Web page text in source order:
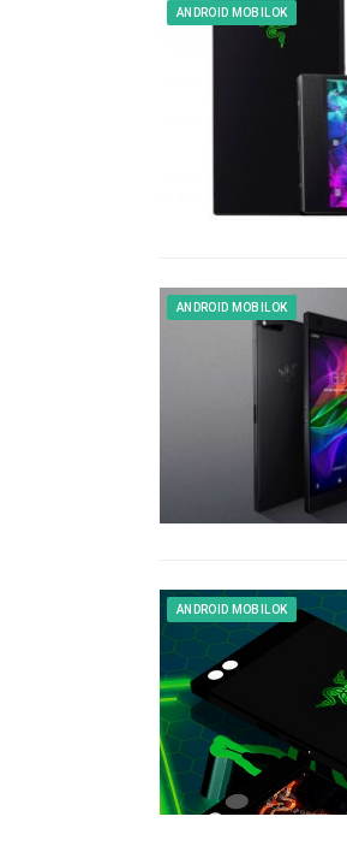
ANDROID MOBILOK
ANDROID MOBILOK
ANDROID MOBILOK